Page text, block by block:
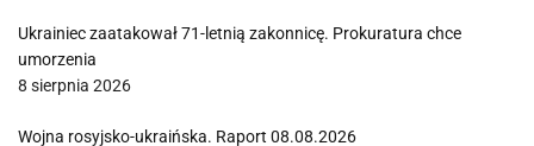
Ukrainiec zaatakował 71-letnią zakonnicę. Prokuratura chce
umorzenia
8 sierpnia 2026
Wojna rosyjsko-ukraińska. Raport 08.08.2026